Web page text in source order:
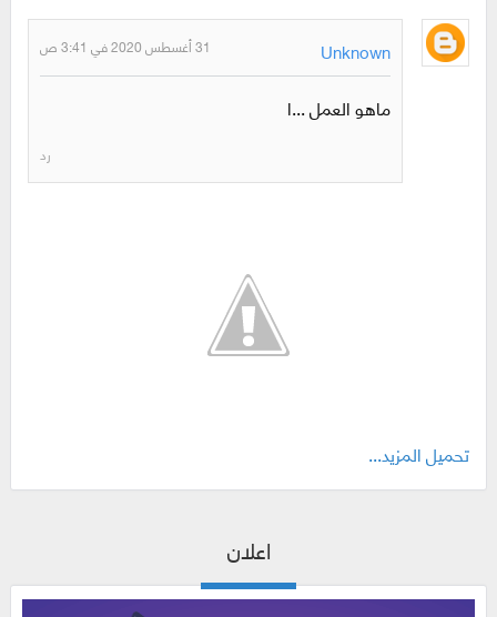
Unknown 31 أغسطس 2020 في 3:41 ص
ماهو العمل ...ا
رد
تحميل المزيد...
اعلان